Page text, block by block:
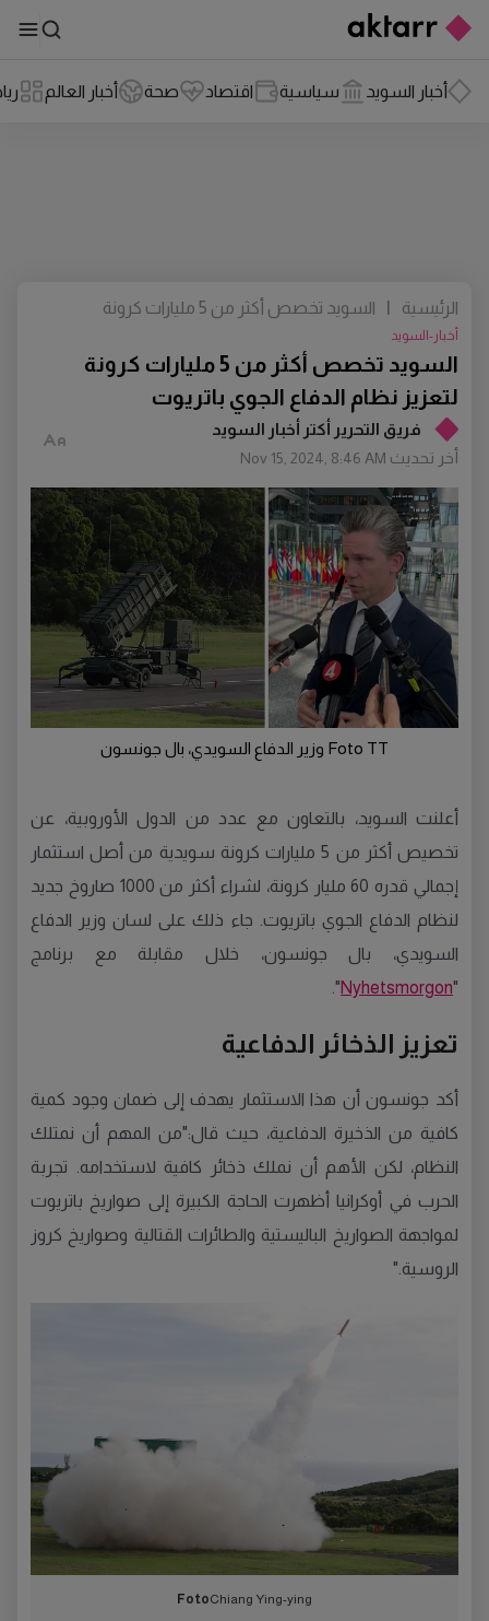
أخبار السويد سياسية اقتصاد صحة أخبار العالم
فريق التحرير أكتر أخبار السويد
أخر تحديث Nov 15, 2024, 8:46 AM
السويد تخصص أكثر من 5 مليارات كرونة
لتعزيز نظام الدفاع الجوي باتريوت
أخبار-السويد
الرئيسية
السويد تخصص أكثر من 5 مليارات كرونة
Foto TT وزير الدفاع السويدي، بال جونسون
أعلنت السويد، بالتعاون مع عدد من الدول الأوروبية، عن
تخصيص أكثر من 5 مليارات كرونة سويدية من أصل استثمار
إجمالي قدره 60 مليار كرونة، لشراء أكثر من 1000 صاروخ جديد
لنظام الدفاع الجوي باتريوت. جاء ذلك على لسان وزير الدفاع
السويدي، بال جونسون، خلال مقابلة مع برنامج
"
Nyhetsmorgon
".
تعزيز الذخائر الدفاعية
أكد جونسون أن هذا الاستثمار يهدف إلى ضمان وجود كمية
كافية من الذخيرة الدفاعية، حيث قال:"من المهم أن نمتلك
النظام، لكن الأهم أن نملك ذخائر كافية لاستخدامه. تجربة
الحرب في أوكرانيا أظهرت الحاجة الكبيرة إلى صواريخ باتريوت
لمواجهة الصواريخ الباليستية والطائرات القتالية وصواريخ كروز
الروسية."
FotoChiang Ying-ying